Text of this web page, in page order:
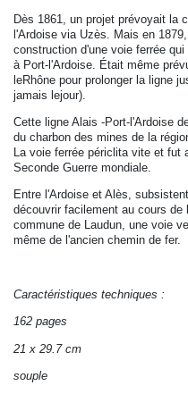
Dès 1861, un projet prévoyait la
l'Ardoise via Uzès. Mais en
construction d'une voie ferrée
à Port-l'Ardoise. Était même
leRhône pour prolonger la ligne
jamais lejour).
Cette ligne Alais -Port-l'Ardoise
du charbon des mines de la
La voie ferrée périclita vite et fut
Seconde Guerre mondiale.
Entre l'Ardoise et Alès,
découvrir facilement au cours
commune de Laudun, une voie
même de l'ancien chemin de fer.
Caractéristiques techniques :
162 pages
21 x 29.7 cm
souple